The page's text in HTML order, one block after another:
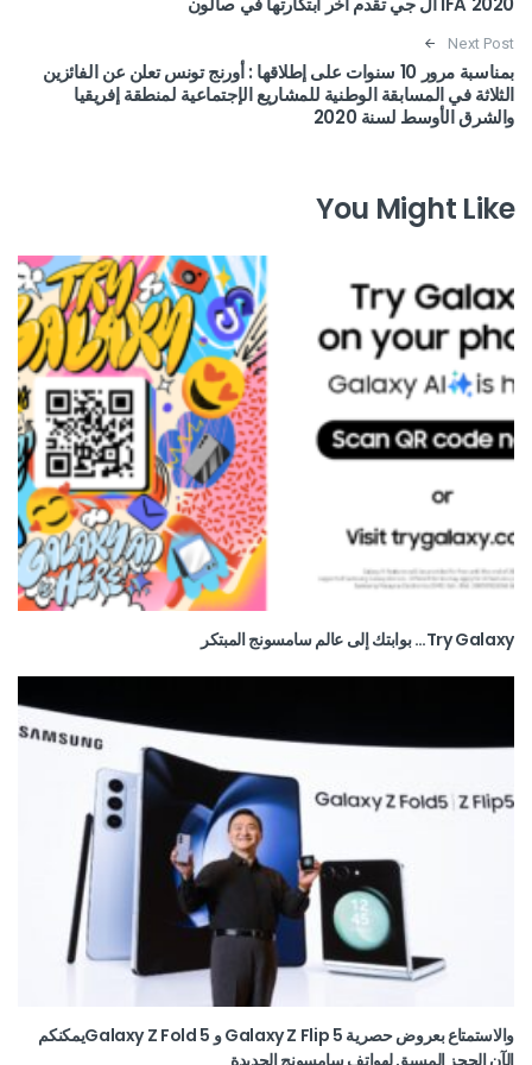
Next Post
بمناسبة مرور 10 سنوات على إطلاقها : أورنج تونس تعلن عن الفائزين
الثلاثة في المسابقة الوطنية للمشاريع الإجتماعية لمنطقة إفريقيا
والشرق الأوسط لسنة 2020
You Might Like
Try Galaxy… بوابتك إلى عالم سامسونج المبتكر
والاستمتاع بعروض حصرية Galaxy Z Flip 5 و Galaxy Z Fold 5يمكنكم